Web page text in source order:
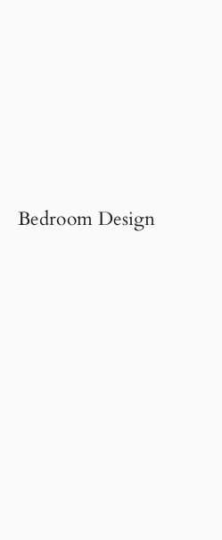
Bedroom Design